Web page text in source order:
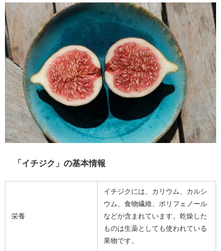
「イチジク」の基本情報
栄養
イチジクには、カリウム、カルシ
ウム、食物繊維、ポリフェノール
などが含まれています。乾燥した
ものは生薬としても使われている
果物です。